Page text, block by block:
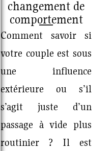
changement de
comportement
Comment savoir si
votre couple est sous
une influence
extérieure ou s’il
s’agit juste d’un
passage à vide plus
routinier ? Il est